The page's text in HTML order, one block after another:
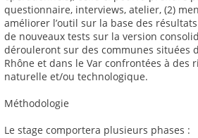
questionnaire, interviews, atelier, (2)
améliorer l’outil sur la base des
de nouveaux tests sur la version
dérouleront sur des communes situées
Rhône et dans le Var confrontées à des
naturelle et/ou technologique.
Méthodologie
Le stage comportera plusieurs phases :